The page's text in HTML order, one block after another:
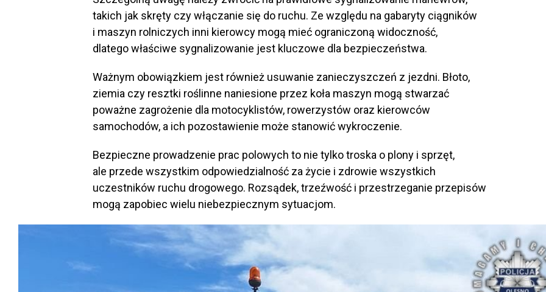
takich jak skręty czy włączanie się do ruchu. Ze względu na gabaryty ciągników
i maszyn rolniczych inni kierowcy mogą mieć ograniczoną widoczność,
dlatego właściwe sygnalizowanie jest kluczowe dla bezpieczeństwa.
Ważnym obowiązkiem jest również usuwanie zanieczyszczeń z jezdni. Błoto,
ziemia czy resztki roślinne naniesione przez koła maszyn mogą stwarzać
poważne zagrożenie dla motocyklistów, rowerzystów oraz kierowców
samochodów, a ich pozostawienie może stanowić wykroczenie.
Bezpieczne prowadzenie prac polowych to nie tylko troska o plony i sprzęt,
ale przede wszystkim odpowiedzialność za życie i zdrowie wszystkich
uczestników ruchu drogowego. Rozsądek, trzeźwość i przestrzeganie przepisów
mogą zapobiec wielu niebezpiecznym sytuacjom.